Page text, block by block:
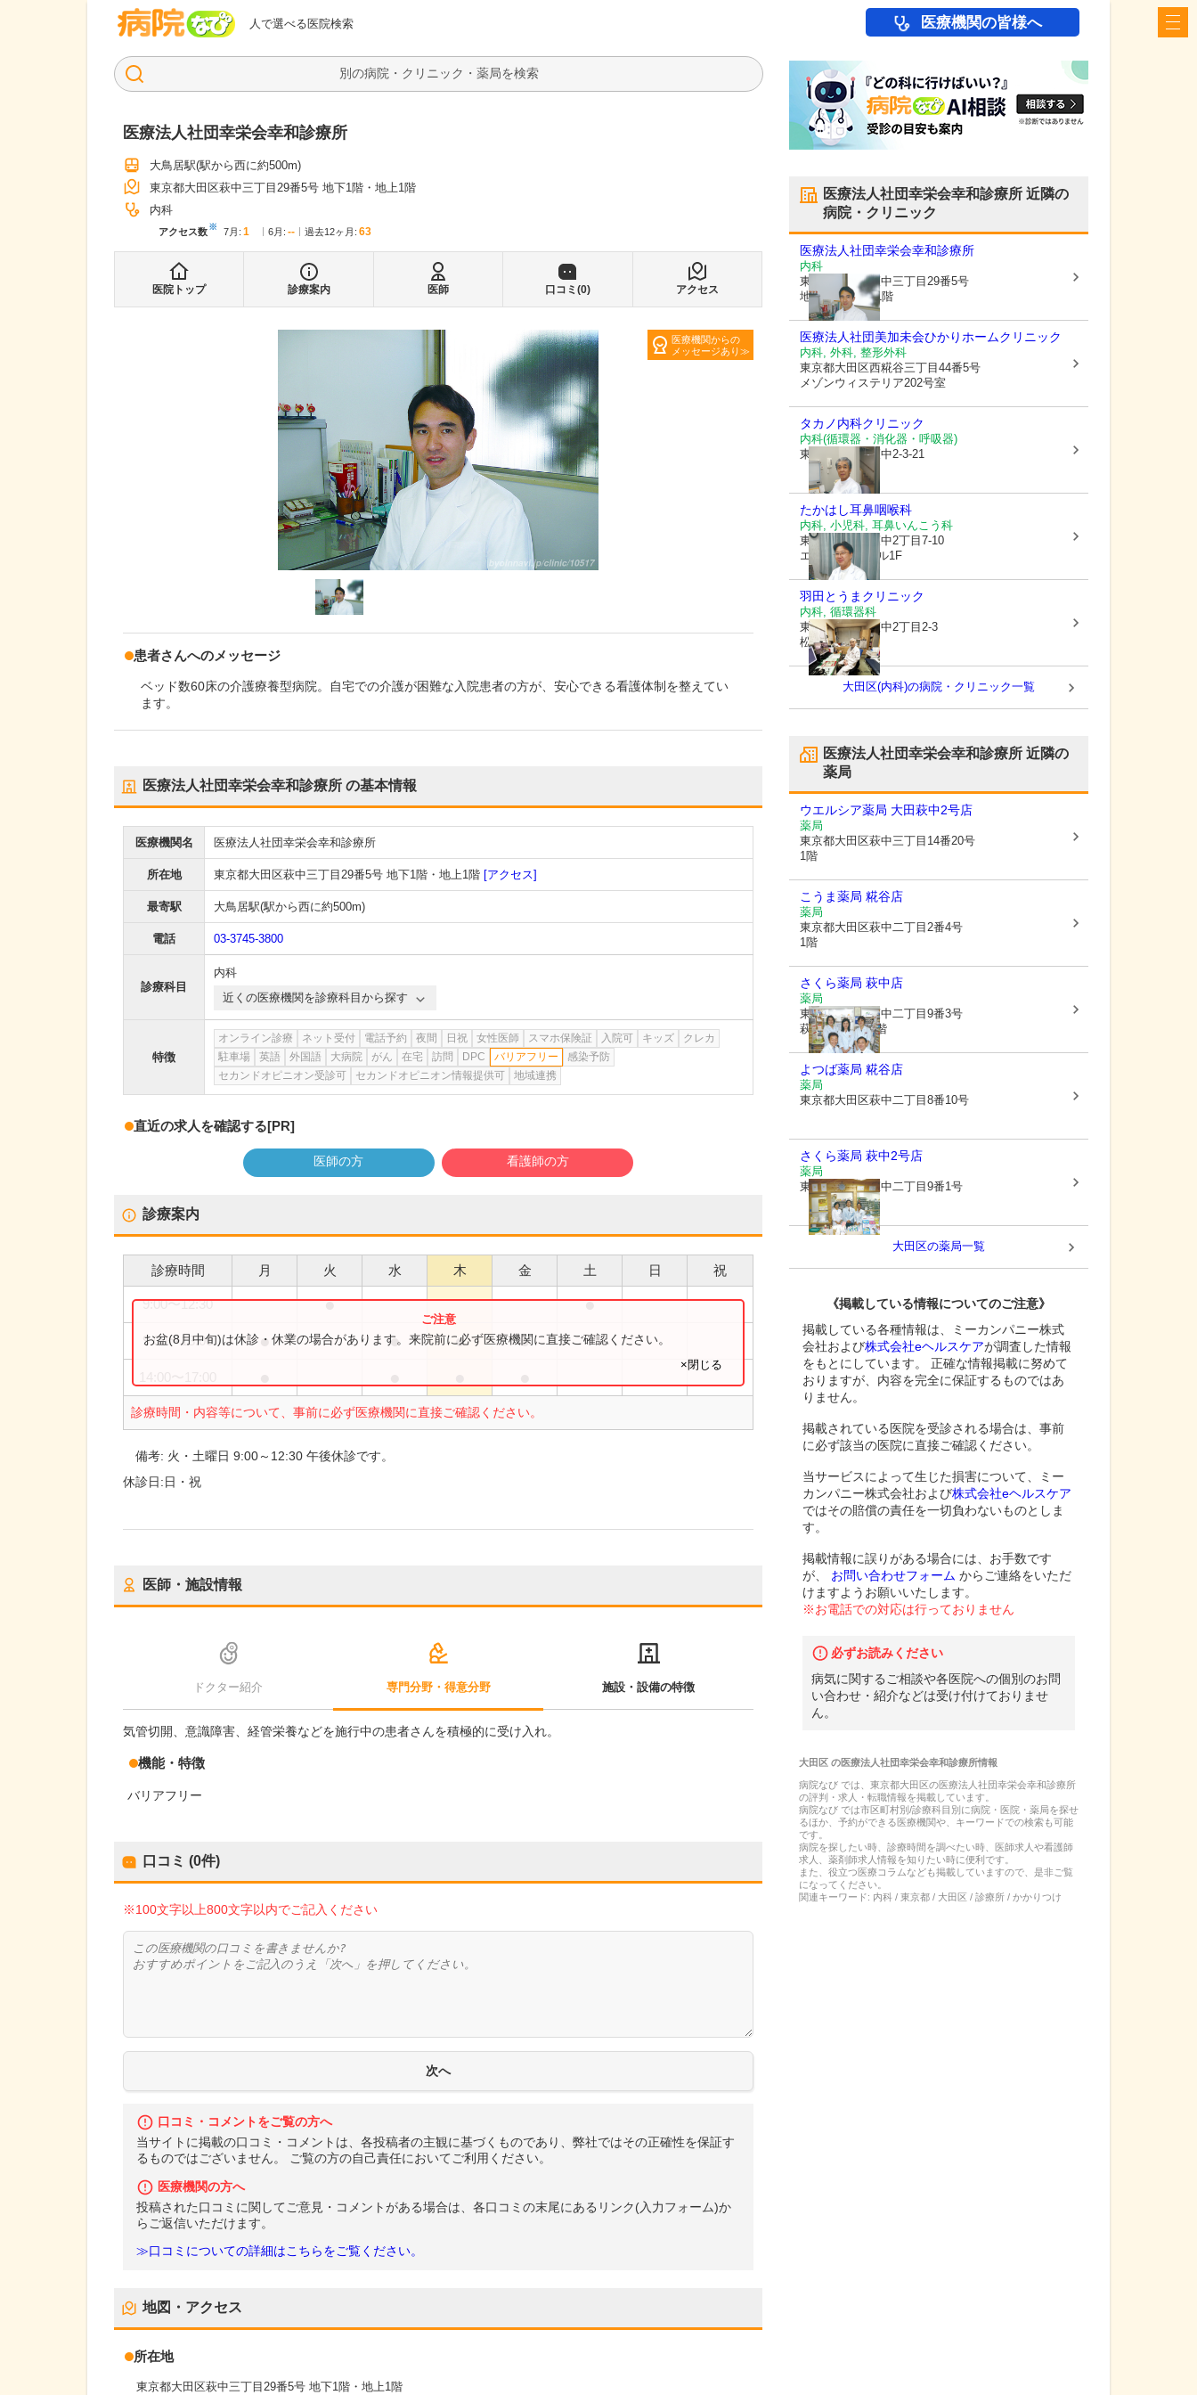
人で選べる医院検索
病院なび 医療機関の皆様へ
検索
医療法人社団幸栄会幸和診療所
大鳥居駅(駅から西に約500m)
東京都大田区萩中三丁目29番5号 地下1階・地上1階
内科
アクセス数※ 7月 : 1 6月 : -- 過去12ヶ月: 63
医院トップ 診療案内 医師 口コミ(0) アクセス
医療機関からの
メッセージあり
患者さんへのメッセージ
ベッド数60床の介護療養型病院。自宅での介護が困難な入院患者の方が、安心できる看護体制を整えてい
ます。
医療法人社団幸栄会幸和診療所 の基本情報
医療機関名 医療法人社団幸栄会幸和診療所
所在地 東京都大田区萩中三丁目29番5号 地下1階・地上1階 [アクセス]
最寄駅 大鳥居駅(駅から西に約500m)
電話 03-3745-3800
診療科目
内科
近くの医療機関を診療科目から探す
特徴
オンライン診療 ネット受付 電話予約 夜間 日祝 女性医師 スマホ保険証 入院可 キッズ
クレカ
駐車場
英語 外国語 大病院 がん 在宅 訪問 DPC バリアフリー
感染予防
セカンドオピニオン受診可
セカンドオピニオン情報提供可 地域連携
直近の求人を確認する[PR]
医師の方 看護師の方
診療案内
診療時間 月 火 水 木 金 土 日 祝
9:00〜12:30 ● ●
9:00〜13:00 ● ● ● ●
診療時間・内容等について、事前に必ず医療機関に直接ご確認ください。
お盆(8月中旬)は休診・休業の場合があります。来院前に必ず医療機関に直接ご確認ください。
×閉じる
備考: 火・土曜日 9:00～12:30 午後休診です。
休診日:日・祝
医師・施設情報
ドクター紹介 専門分野・得意分野 施設・設備の特徴
気管切開、意識障害、経管栄養などを施行中の患者さんを積極的に受け入れ。
機能・特徴
バリアフリー
口コミ (0件)
※100文字以上800文字以内でご記入ください
口コミ・コメントをご覧の方へ
当サイトに掲載の口コミ・コメントは、各投稿者の主観に基づくものであり、弊社ではその正確性を保証す
るものではございません。 ご覧の方の自己責任においてご利用ください。
医療機関の方へ
投稿された口コミに関してご意見・コメントがある場合は、各口コミの末尾にあるリンク(入力フォーム)か
らご返信いただけます。
≫口コミについての詳細はこちらをご覧ください。
地図・アクセス
所在地
東京都大田区萩中三丁目29番5号 地下1階・地上1階
医療法人社団幸栄会幸和診療所 近隣の
病院・クリニック
医療法人社団幸栄会幸和診療所
内科
東京都大田区萩中三丁目29番5号
地下1階・地上1階
医療法人社団美加未会ひかりホームクリニック
内科, 外科, 整形外科
東京都大田区西糀谷三丁目44番5号
メゾンウィステリア202号室
タカノ内科クリニック
内科(循環器・消化器・呼吸器)
東京都大田区萩中2-3-21
たかはし耳鼻咽喉科
内科, 小児科, 耳鼻いんこう科
東京都大田区
萩中2丁目7-10
エストレアHビル1F
羽田とうまクリニック
内科, 循環器科
東京都大田区萩中2丁目2-3
松本ビル1F
大田区(内科)の病院・クリニック一覧
医療法人社団幸栄会幸和診療所 近隣の
薬局
ウエルシア薬局 大田萩中2号店
薬局
東京都大田区萩中三丁目14番20号
1階
こうま薬局 糀谷店
薬局
東京都大田区萩中二丁目2番4号
1階
さくら薬局 萩中店
薬局
東京都大田区萩中二丁目9番3号
萩中田中ビル1階
よつば薬局 糀谷店
薬局
東京都大田区萩中二丁目8番10号
さくら薬局 萩中2号店
薬局
東京都大田区萩中二丁目9番1号
大田区の薬局一覧
《掲載している情報についてのご注意》
掲載している各種情報は、ミーカンパニー株式
会社および株式会社eヘルスケアが調査した情報
をもとにしています。 正確な情報掲載に努めて
おりますが、内容を完全に保証するものではあ
りません。
掲載されている医院を受診される場合は、事前
に必ず該当の医院に直接ご確認ください。
当サービスによって生じた損害について、ミー
カンパニー株式会社および株式会社eヘルスケア
ではその賠償の責任を一切負わないものとしま
す。
掲載情報に誤りがある場合には、お手数です
が、
お問い合わせフォーム からご連絡をいただ
けますようお願いいたします。
※お電話での対応は行っておりません
必ずお読みください
病気に関するご相談や各医院への個別のお問
い合わせ・紹介などは受け付けておりませ
ん。
大田区の医療法人社団幸栄会幸和診療所情報
病院なび では、 東京都大田区の医療法人社団幸栄会幸和診療所
の評判・求人・転職情報を掲載しています。
病院なび では市区町村別/診療科目別に病院・医院・薬局を探せ
るほか、予約ができる医療機関や、キーワードでの検索も可能
です。
病院を探したい時、診療時間を調べたい時、医師求人や看護師
求人、薬剤師求人情報を知りたい時に便利です。
また、役立つ医療コラムなども掲載していますので、是非ご覧
になってください。
関連キーワード: 内科 / 東京都 / 大田区 / 診療所 / かかりつけ